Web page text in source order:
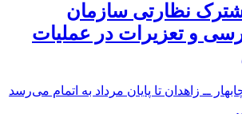
نظارتی سازمان
و تعزیرات در عملیات